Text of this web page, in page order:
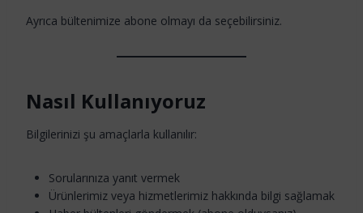
Ayrıca bültenimize abone olmayı da seçebilirsiniz.
Nasıl Kullanıyoruz
Bilgilerinizi şu amaçlarla kullanılır:
Sorularınıza yanıt vermek
Ürünlerimiz veya hizmetlerimiz hakkında bilgi sağlamak